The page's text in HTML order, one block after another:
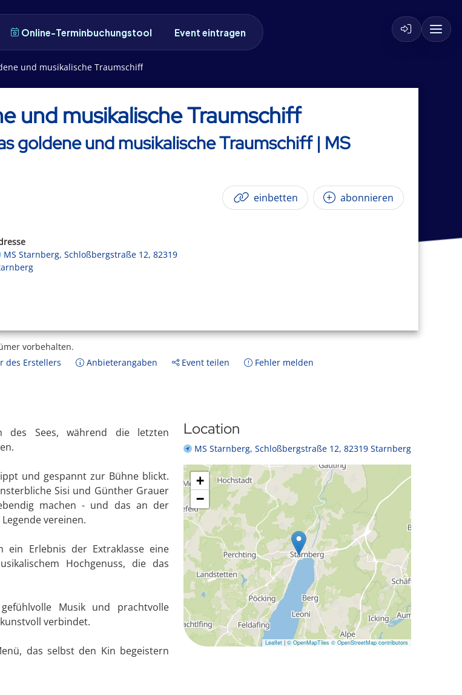
Online-Terminbuchungstool Event eintragen
und musikalische Traumschiff
und musikalische Traumschiff
goldene und musikalische Traumschiff | MS
einbetten abonnieren
MS Starnberg, Schloßbergstraße 12, 82319
vorbehalten.
des Erstellers Anbieterangaben Event teilen Fehler melden
des Sees, während die letzten
und gespannt zur Bühne blickt.
Sisi und Günther Grauer
machen - und das an der
vereinen.
Erlebnis der Extraklasse eine
Hochgenuss, die das
Musik und prachtvolle
verbindet.
das selbst den Kin begeistern
Location
MS Starnberg, Schloßbergstraße 12, 82319 Starnberg
+
−
Leaflet | © OpenMapTiles © OpenStreetMap contributors